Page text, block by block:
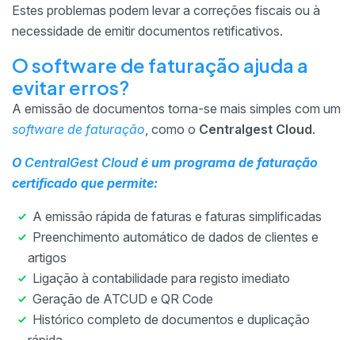
Estes problemas podem levar a correções fiscais ou à
necessidade de emitir documentos retificativos.
O software de faturação ajuda a
evitar erros?
A emissão de documentos torna-se mais simples com um
software de faturação, como o Centralgest Cloud.
O CentralGest Cloud é um programa de faturação
certificado que permite:
A emissão rápida de faturas e faturas simplificadas
Preenchimento automático de dados de clientes e
artigos
Ligação à contabilidade para registo imediato
Geração de ATCUD e QR Code
Histórico completo de documentos e duplicação